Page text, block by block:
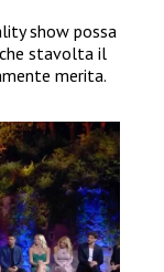
show possa
stavolta il
merita.